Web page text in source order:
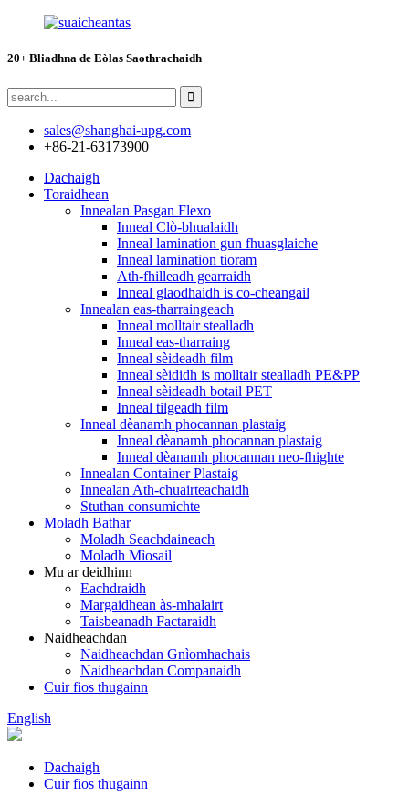
20+ Bliadhna de Eòlas Saothrachaidh
sales@shanghai-upg.com
+86-21-63173900
Dachaigh
Toraidhean
Innealan Pasgan Flexo
Inneal Clò-bhualaidh
Inneal lamination gun fhuasglaiche
Inneal lamination tioram
Ath-fhilleadh gearraidh
Inneal glaodhaidh is co-cheangail
Innealan eas-tharraingeach
Inneal molltair stealladh
Inneal eas-tharraing
Inneal sèideadh film
Inneal sèididh is molltair stealladh PE&PP
Inneal sèideadh botail PET
Inneal tilgeadh film
Inneal dèanamh phocannan plastaig
Inneal dèanamh phocannan plastaig
Inneal dèanamh phocannan neo-fhighte
Innealan Container Plastaig
Innealan Ath-chuairteachaidh
Stuthan consumichte
Moladh Bathar
Moladh Seachdaineach
Moladh Mìosail
Mu ar deidhinn
Eachdraidh
Margaidhean às-mhalairt
Taisbeanadh Factaraidh
Naidheachdan
Naidheachdan Gnìomhachais
Naidheachdan Companaidh
Cuir fios thugainn
English
Dachaigh
Cuir fios thugainn